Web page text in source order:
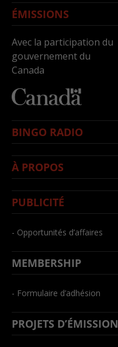
ÉMISSIONS
Avec la participation du
gouvernement du
Canada
BINGO RADIO
À PROPOS
PUBLICITÉ
- Opportunités d’affaires
MEMBERSHIP
- Formulaire d’adhésion
PROJETS D’ÉMISSION